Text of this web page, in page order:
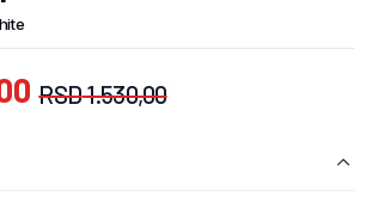
RSD1.530,00